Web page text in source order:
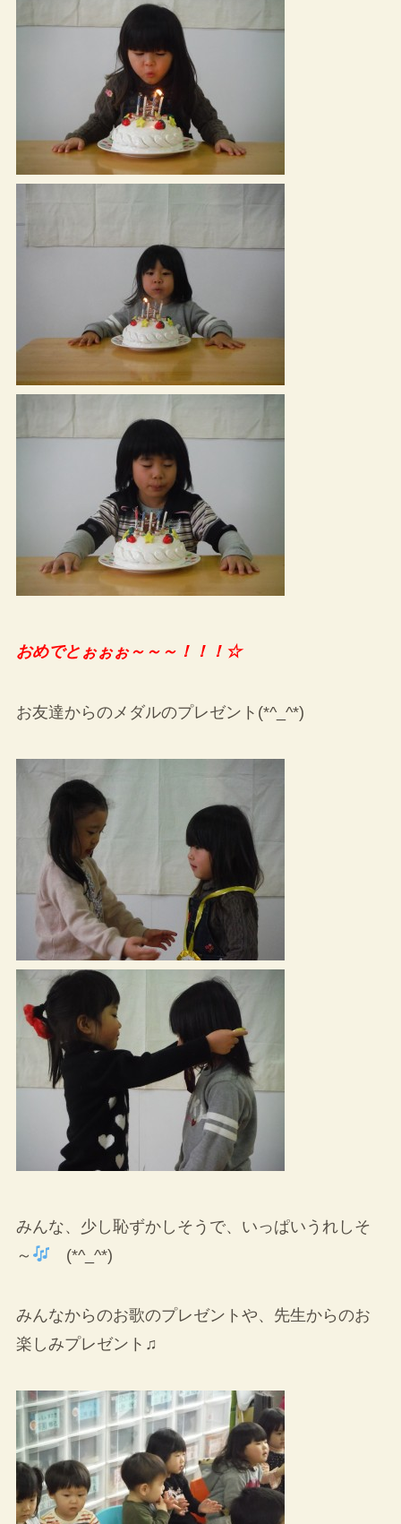
おめでとぉぉぉ～～～！！！☆
お友達からのメダルのプレゼント(*^_^*)
みんな、少し恥ずかしそうで、いっぱいうれしそ
～
(*^_^*)
みんなからのお歌のプレゼントや、先生からのお
楽しみプレゼント♫